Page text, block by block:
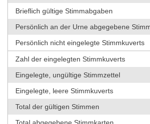
Brieflich gültige Stimmabgaben
Persönlich an der Urne abgegebene
Persönlich nicht eingelegte Stimmkuverts
Zahl der eingelegten Stimmkuverts
Eingelegte, ungültige Stimmzettel
Eingelegte, leere Stimmkuverts
Total der gültigen Stimmen
Total abgegebene Stimmkarten